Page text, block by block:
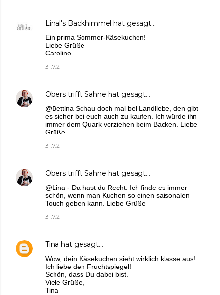
Linal's Backhimmel hat gesagt…
Ein prima Sommer-Käsekuchen!
Liebe Grüße
Caroline
31.7.21
Obers trifft Sahne hat gesagt…
@Bettina Schau doch mal bei Landliebe, den gibt
es sicher bei euch auch zu kaufen. Ich würde ihn
immer dem Quark vorziehen beim Backen. Liebe
Grüße
31.7.21
Obers trifft Sahne hat gesagt…
@Lina - Da hast du Recht. Ich finde es immer
schön, wenn man Kuchen so einen saisonalen
Touch geben kann. Liebe Grüße
31.7.21
Tina hat gesagt…
Wow, dein Käsekuchen sieht wirklich klasse aus!
Ich liebe den Fruchtspiegel!
Schön, dass Du dabei bist.
Viele Grüße,
Tina